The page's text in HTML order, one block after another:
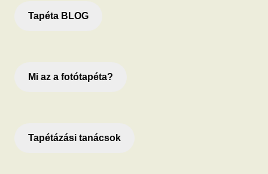
Tapéta BLOG
Mi az a fotótapéta?
Tapétázási tanácsok